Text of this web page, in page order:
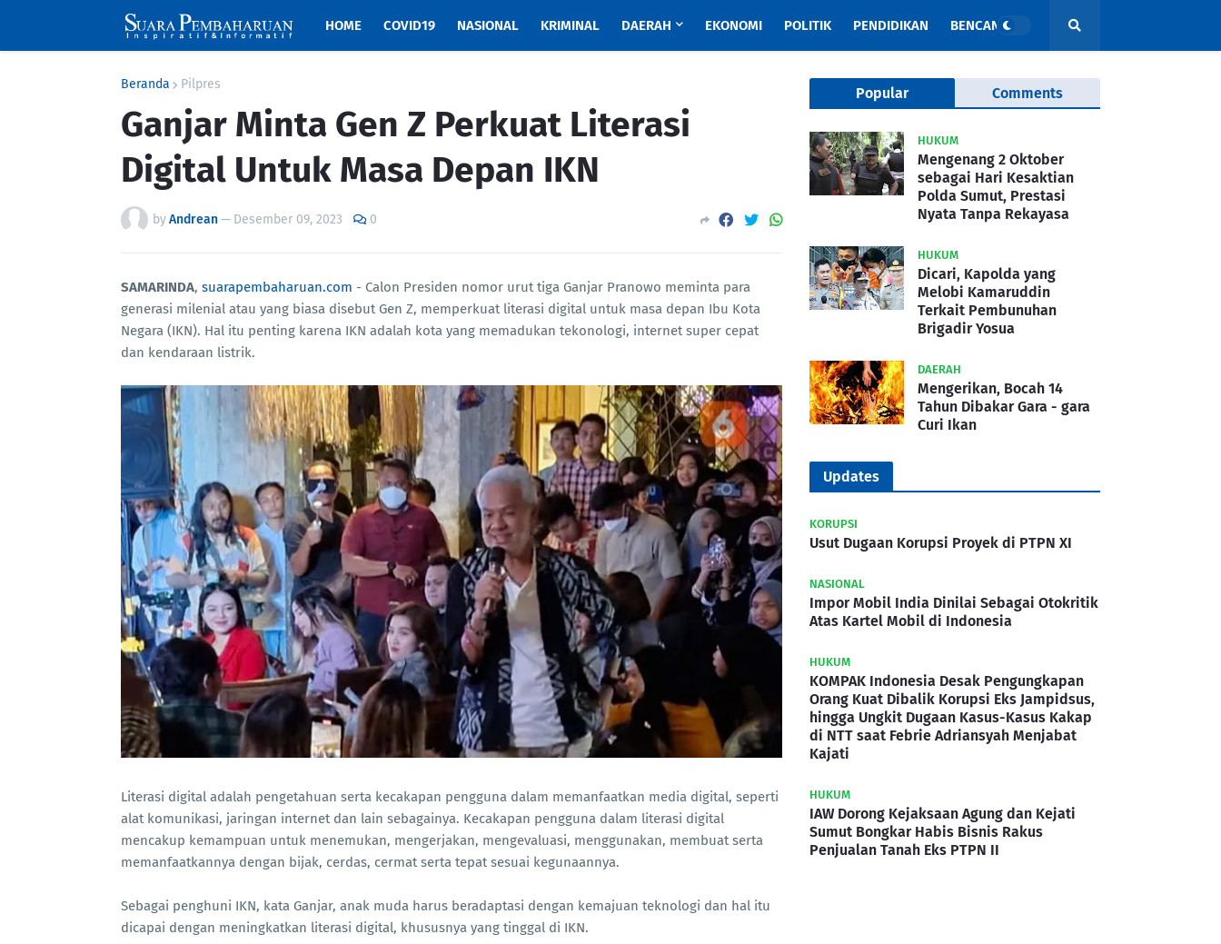
HOME COVID19 NASIONAL KRIMINAL DAERAH EKONOMI POLITIK PENDIDIKAN BENCANA
Beranda Pilpres
Ganjar Minta Gen Z Perkuat Literasi
Digital Untuk Masa Depan IKN
byAndrean— Desember 09, 2023 0
SAMARINDA, suarapembaharuan.com - Calon Presiden nomor urut tiga Ganjar Pranowo meminta para
generasi milenial atau yang biasa disebut Gen Z, memperkuat literasi digital untuk masa depan Ibu Kota
Negara (IKN). Hal itu penting karena IKN adalah kota yang memadukan tekonologi, internet super cepat
dan kendaraan listrik.
Literasi digital adalah pengetahuan serta kecakapan pengguna dalam memanfaatkan media digital, seperti
alat komunikasi, jaringan internet dan lain sebagainya. Kecakapan pengguna dalam literasi digital
mencakup kemampuan untuk menemukan, mengerjakan, mengevaluasi, menggunakan, membuat serta
memanfaatkannya dengan bijak, cerdas, cermat serta tepat sesuai kegunaannya.
Sebagai penghuni IKN, kata Ganjar, anak muda harus beradaptasi dengan kemajuan teknologi dan hal itu
dicapai dengan meningkatkan literasi digital, khususnya yang tinggal di IKN.
Popular Comments
HUKUM
Mengenang 2 Oktober
sebagai Hari Kesaktian
Polda Sumut, Prestasi
Nyata Tanpa Rekayasa
HUKUM
Dicari, Kapolda yang
Melobi Kamaruddin
Terkait Pembunuhan
Brigadir Yosua
DAERAH
Mengerikan, Bocah 14
Tahun Dibakar Gara - gara
Curi Ikan
Updates
KORUPSI
Usut Dugaan Korupsi Proyek di PTPN XI
NASIONAL
Impor Mobil India Dinilai Sebagai Otokritik
Atas Kartel Mobil di Indonesia
HUKUM
KOMPAK Indonesia Desak Pengungkapan
Orang Kuat Dibalik Korupsi Eks Jampidsus,
hingga Ungkit Dugaan Kasus-Kasus Kakap
di NTT saat Febrie Adriansyah Menjabat
Kajati
HUKUM
IAW Dorong Kejaksaan Agung dan Kejati
Sumut Bongkar Habis Bisnis Rakus
Penjualan Tanah Eks PTPN II